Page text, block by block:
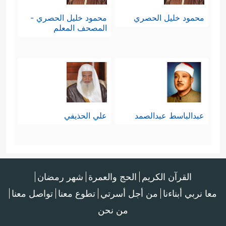
والأقوَم، وأنّ الله تعالى بمشيئته وحكمته
وطريق العذاب
﴿إِنَّ هَـٰذِهِۦ تَذۡكِرَةࣱۖ فَمَن شَاۤءَ
ٱتَّخَذَ إِلَىٰ رَبِّهِۦ سَبِیلࣰا
وَمَا تَشَاۤءُونَ إِلَّاۤ أَن
یَشَاۤءَ ٱللَّهُۚ إِنَّ ٱللَّهَ كَانَ عَلِیمًا حَكِیمࣰا ﴿٣٠﴾
أَلِیمَۢا﴾
السورة وتُكملها.
محمود خليل الحصري
محمود خليل الحصري -
المصحف المعلم
عبدالباسط عبدالصمد علي الحذيفي
القرآن الكريم الحج والعمرة شهر رمضان
معا نربي أبناءنا من أجل أسرتي تطوع معنا تواصل معنا
من نحن